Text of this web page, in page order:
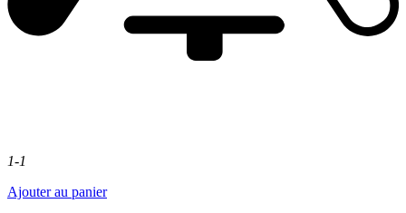
1-1
Ajouter au panier